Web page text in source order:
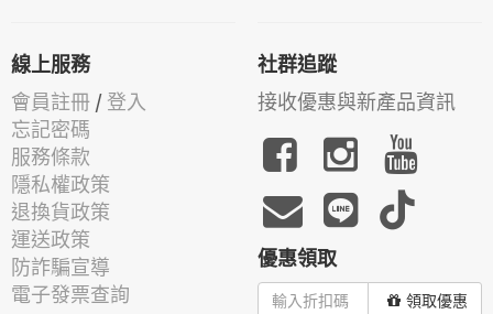
線上服務
會員註冊 / 登入
忘記密碼
服務條款
隱私權政策
退換貨政策
運送政策
防詐騙宣導
電子發票查詢
社群追蹤
接收優惠與新產品資訊
優惠領取
領取優惠